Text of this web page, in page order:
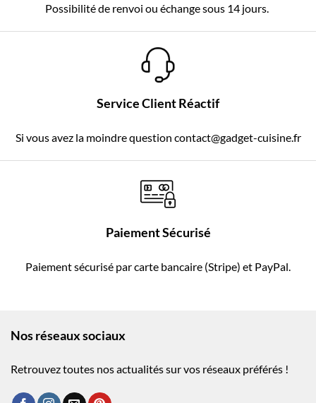
Possibilité de renvoi ou échange sous 14 jours.
Service Client Réactif
Si vous avez la moindre question contact@gadget-cuisine.fr
Paiement Sécurisé
Paiement sécurisé par carte bancaire (Stripe) et PayPal.
Nos réseaux sociaux
Retrouvez toutes nos actualités sur vos réseaux préférés !